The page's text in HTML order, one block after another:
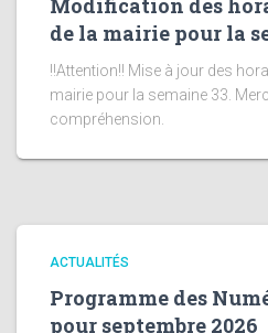
Modification des
de la mairie pour la
!!Attention!! Mise à jour des
mairie pour la semaine 33.
compréhension.
ACTUALITÉS
Programme des
pour septembre 2026